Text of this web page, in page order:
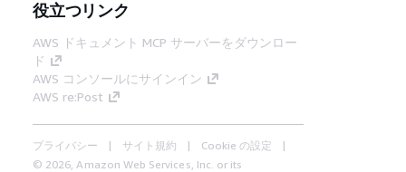
役立つリンク
AWS ドキュメント MCP サーバーをダウンロー
ド
AWS コンソールにサインイン
AWS re:Post
プライバシー サイト規約
Cookie の設定
© 2026, Amazon Web Services, Inc. or its